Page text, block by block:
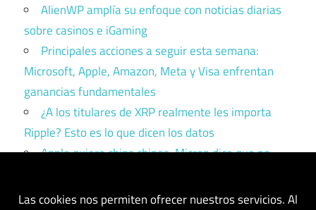
AlienWP amplía su enfoque con noticias diarias
sobre casinos e iGaming
Principales acciones a seguir esta semana:
Microsoft, Apple, Amazon, Meta y Visa enfrentan
ganancias fundamentales
¿A los titulares de XRP realmente les importa
Ripple? Esto es lo que dicen los datos
Apple quiere chips chinos. Micron dice que no.
Las cookies nos permiten ofrecer nuestros servicios. Al